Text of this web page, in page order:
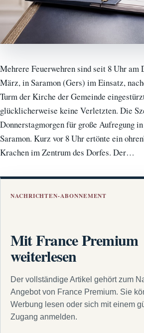
Mehrere Feuerwehren sind seit 8 Uhr am
März, in Saramon (Gers) im Einsatz,
Turm der Kirche der Gemeinde
glücklicherweise keine Verletzten. Die
Donnerstagmorgen für große Aufregung
Saramon. Kurz vor 8 Uhr ertönte ein
Krachen im Zentrum des Dorfes. Der…
NACHRICHTEN-ABONNEMENT
Mit France Premium
weiterlesen
Der vollständige Artikel gehört zum
Angebot von France Premium. Sie
Werbung lesen oder sich mit einem
Zugang anmelden.